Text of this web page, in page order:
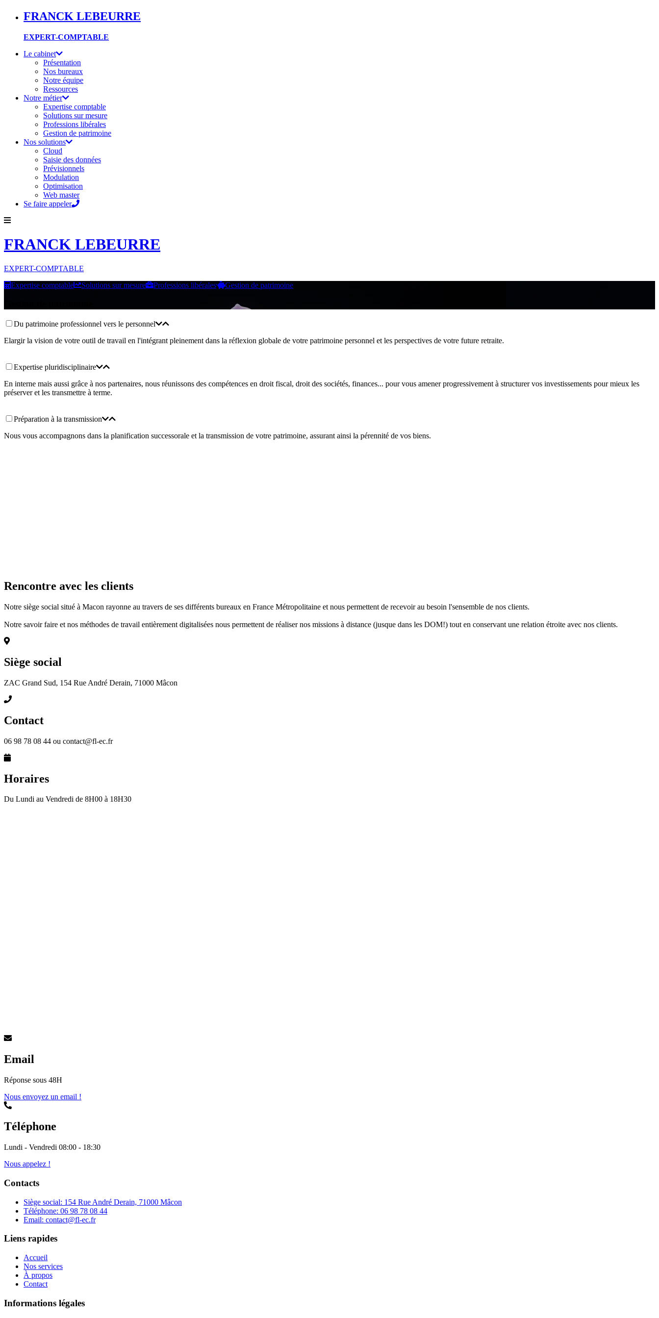
FRANCK LEBEURRE
EXPERT-COMPTABLE
Le cabinet
Présentation
Nos bureaux
Notre équipe
Ressources
Notre métier
Expertise comptable
Solutions sur mesure
Professions libérales
Gestion de patrimoine
Nos solutions
Cloud
Saisie des données
Prévisionnels
Modulation
Optimisation
Web master
Se faire appeler
FRANCK LEBEURRE
EXPERT-COMPTABLE
Expertise comptable
Solutions sur mesure Professions libérales Gestion de patrimoine
Du patrimoine professionnel vers le personnel
Elargir la vision de votre outil de travail en l'intégrant pleinement dans la réflexion globale de votre patrimoine personnel et les perspectives de votre future retraite.
Expertise pluridisciplinaire
En interne mais aussi grâce à nos partenaires, nous réunissons des compétences en droit fiscal, droit des sociétés, finances... pour vous amener progressivement à structurer vos investissements pour mieux les
préserver et les transmettre à terme.
Préparation à la transmission
Nous vous accompagnons dans la planification successorale et la transmission de votre patrimoine, assurant ainsi la pérennité de vos biens.
Rencontre avec les clients
Notre siège social situé à Macon rayonne au travers de ses différents bureaux en France Métropolitaine et nous permettent de recevoir au besoin l'sensemble de nos clients.
Notre savoir faire et nos méthodes de travail entièrement digitalisées nous permettent de réaliser nos missions à distance (jusque dans les DOM!) tout en conservant une relation étroite avec nos clients.
Siège social
ZAC Grand Sud, 154 Rue André Derain, 71000 Mâcon
Contact
06 98 78 08 44 ou contact@fl-ec.fr
Horaires
Du Lundi au Vendredi de 8H00 à 18H30
Email
Réponse sous 48H
Nous envoyez un email !
Téléphone
Lundi - Vendredi 08:00 - 18:30
Nous appelez !
Contacts
Siège social: 154 Rue André Derain, 71000 Mâcon
Téléphone: 06 98 78 08 44
Email: contact@fl-ec.fr
Liens rapides
Accueil
Nos services
À propos
Contact
Informations légales